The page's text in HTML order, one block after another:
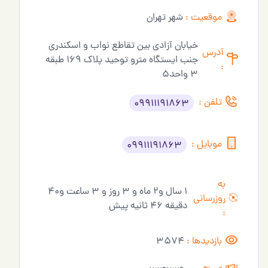
موقعیت : شهر تهران
آدرس
:
خیابان آزادی بین تقاطع نواب و اسکندری
جنب ایستگاه مترو توحید پلاک 169 طبقه
3 واحد5
تلفن :
09911191863
موبایل : 09911191863
به
روزرسانی
:
1 سال و2 ماه و 3 روز و 3 ساعت و40
دقیقه 46 ثانیه پیش
بازدیدها : 3574